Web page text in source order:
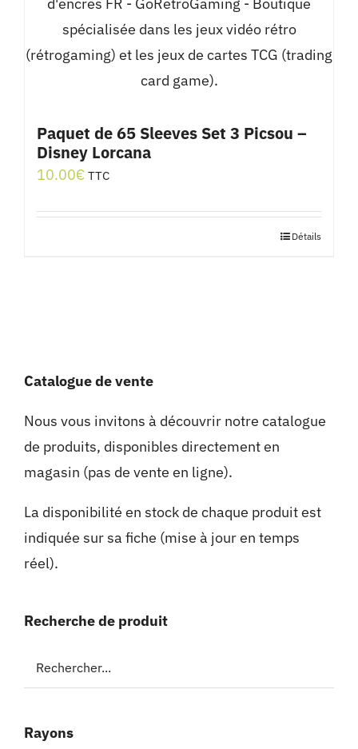
Paquet de 65 Sleeves Set 3 Picsou –
Disney Lorcana
10.00€ TTC
Détails
Catalogue de vente
Nous vous invitons à découvrir notre catalogue
de produits, disponibles directement en
magasin (pas de vente en ligne).
La disponibilité en stock de chaque produit est
indiquée sur sa fiche (mise à jour en temps
réel).
Recherche de produit
Rayons